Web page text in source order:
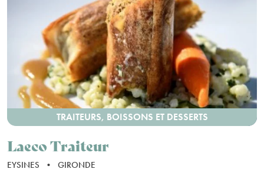
TRAITEURS, BOISSONS ET DESSERTS
Laeco Traiteur
EYSINES • GIRONDE